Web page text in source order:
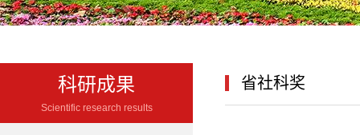
科研成果
Scientific research results
省社科奖